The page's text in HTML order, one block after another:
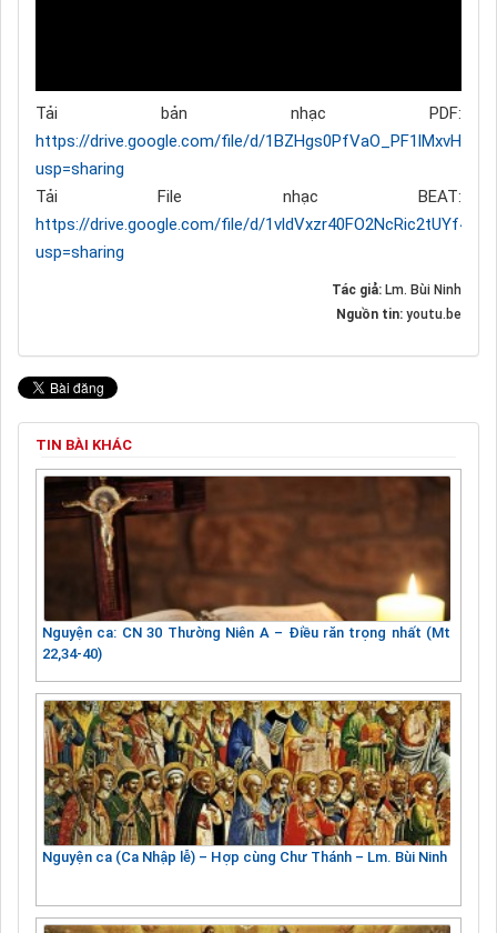
Tải bản nhạc PDF:
https://drive.google.com/file/d/
usp=sharing
Tải File nhạc BEAT:
https://drive.google.com/file/d/
usp=sharing
Tác giả: Lm. Bùi Ninh
Nguồn tin: youtu.be
TIN BÀI KHÁC
Nguyện ca: CN 30 Thường Niên A – Điều răn trọng nhất (Mt
22,34-40)
Nguyện ca (Ca Nhập lễ) – Hợp cùng Chư Thánh – Lm. Bùi Ninh